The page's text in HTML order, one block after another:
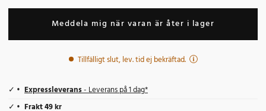
Meddela mig när varan är åter i lager
Tillfälligt slut, lev. tid ej bekräftad.
Expressleverans- Leverans på 1 dag*
Frakt 49 kr